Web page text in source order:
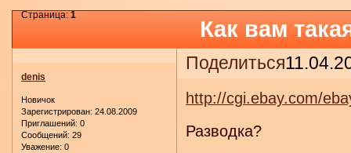
Как вам
Страница:1
Поделиться
denis
Новичок
Зарегистрирован: 24.08.2009
Приглашений: 0
Сообщений: 29
Уважение: 0
http://cgi.ebay.com/
Разводка?